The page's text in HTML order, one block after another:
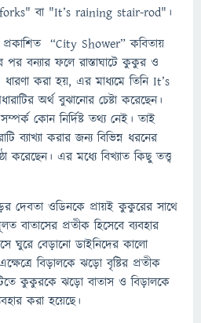
বা "It’s raining stair-rod"।
“City Shower” কবিতায়
পর বন্যার ফলে রাস্তাঘাটে কুকুর ও
করা হয়, এর মাধ্যমে তিনি It’s
অর্থ বুঝানোর চেষ্টা করেছেন।
কোন নির্দিষ্ট তথ্য নেই। তাই
ব্যাখ্যা করার জন্য বিভিন্ন ধরনের
করেছেন। এর মধ্যে বিখ্যাত কিছু তত্ত্ব
দেবতা ওডিনকে প্রায়ই কুকুরের সাথে
প্রতীক হিসেবে ব্যবহার
ঘুরে বেড়ানো ডাইনিদের কালো
বিড়ালকে ঝড়ো বৃষ্টির প্রতীক
কুকুরকে ঝড়ো বাতাস ও বিড়ালকে
করা হয়েছে।